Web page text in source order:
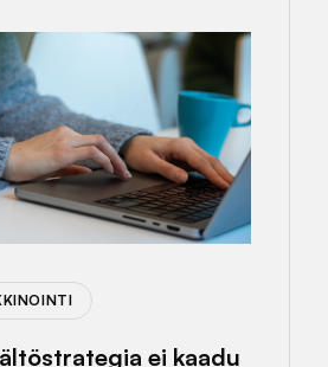
ei kaadu